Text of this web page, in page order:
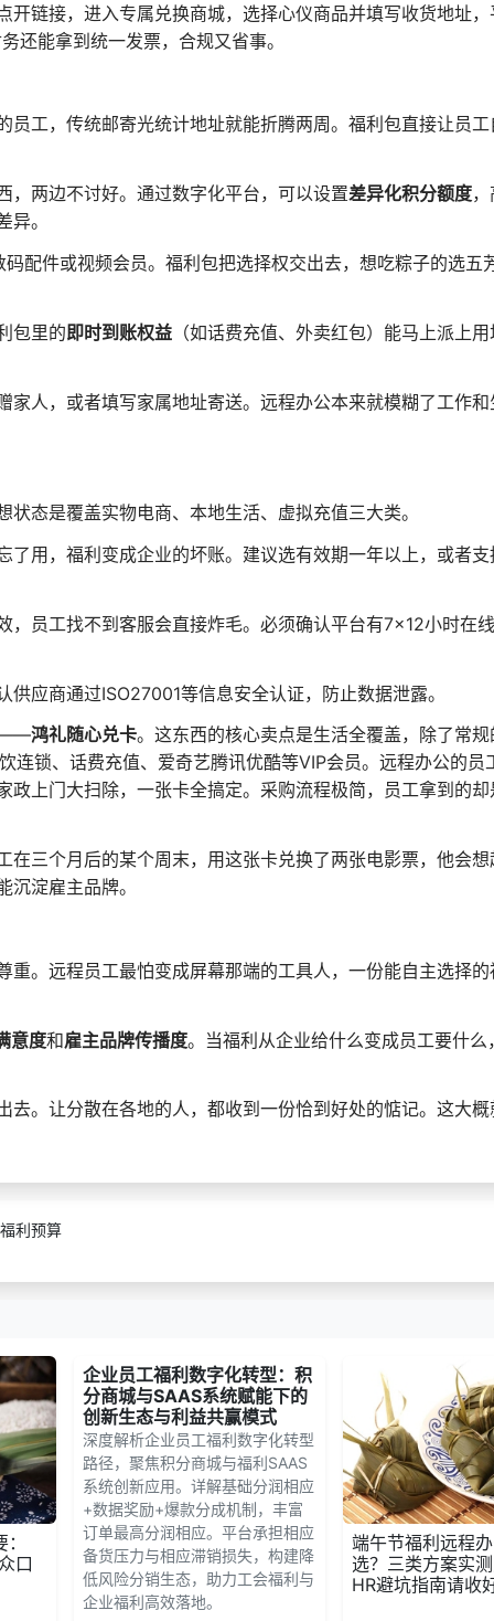
链接，进入专属兑换商城，选择心仪商品并填写收货地址
还能拿到统一发票，合规又省事。
工，传统邮寄光统计地址就能折腾两周。福利包直接让员
，两边不讨好。通过数字化平台，可以设置差异化积分额度
。
配件或视频会员。福利包把选择权交出去，想吃粽子的选五
包里的即时到账权益 （如话费充值、外卖红包）能马上派上
人，或者填写家属地址寄送。远程办公本来就模糊了工作
态是覆盖实物电商、本地生活、虚拟充值三大类。
了用，福利变成企业的坏账。建议选有效期一年以上，或者
，员工找不到客服会直接炸毛。必须确认平台有7×12小时在
应商通过ISO27001等信息安全认证，防止数据泄露。
——鸿礼随心兑卡。这东西的核心卖点是生活全覆盖，除了常
连锁、话费充值、爱奇艺腾讯优酷等VIP会员。远程办公的员
上门大扫除，一张卡全搞定。采购流程极简，员工拿到的
三个月后的某个周末，用这张卡兑换了两张电影票，他会
淀雇主品牌。
。远程员工最怕变成屏幕那端的工具人，一份能自主选择
意度和雇主品牌传播度。当福利从企业给什么变成员工要什么
。让分散在各地的人，都收到一份恰到好处的惦记。这大
利预算
口
企业员工福利数字化转型：积
分商城与SAAS系统赋能下的
创新生态与利益共赢模式
深度解析企业员工福利数字化转型
路径，聚焦积分商城与福利SAAS
系统创新应用。详解基础分润相应
+数据奖励+爆款分成机制，丰富
订单最高分润相应。平台承担相应
备货压力与相应滞销损失，构建降
低风险分销生态，助力工会福利与
企业福利高效落地。
端午节福利远程
选？三类方案实
HR避坑指南请收